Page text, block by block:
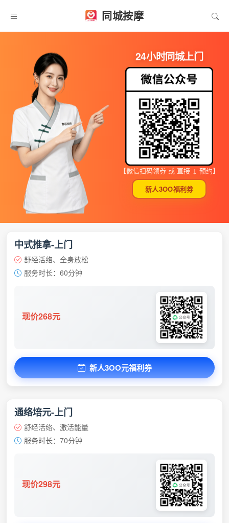
同城按摩
24小时同城上门
【微信扫码领券 或 直接 ↓ 预约】
新人3OO福利券
中式推拿-上门
舒经活络、全身放松
服务时长：60分钟
现价268元
新人3OO元福利券
通络培元-上门
舒经活络、激活能量
服务时长：70分钟
现价298元